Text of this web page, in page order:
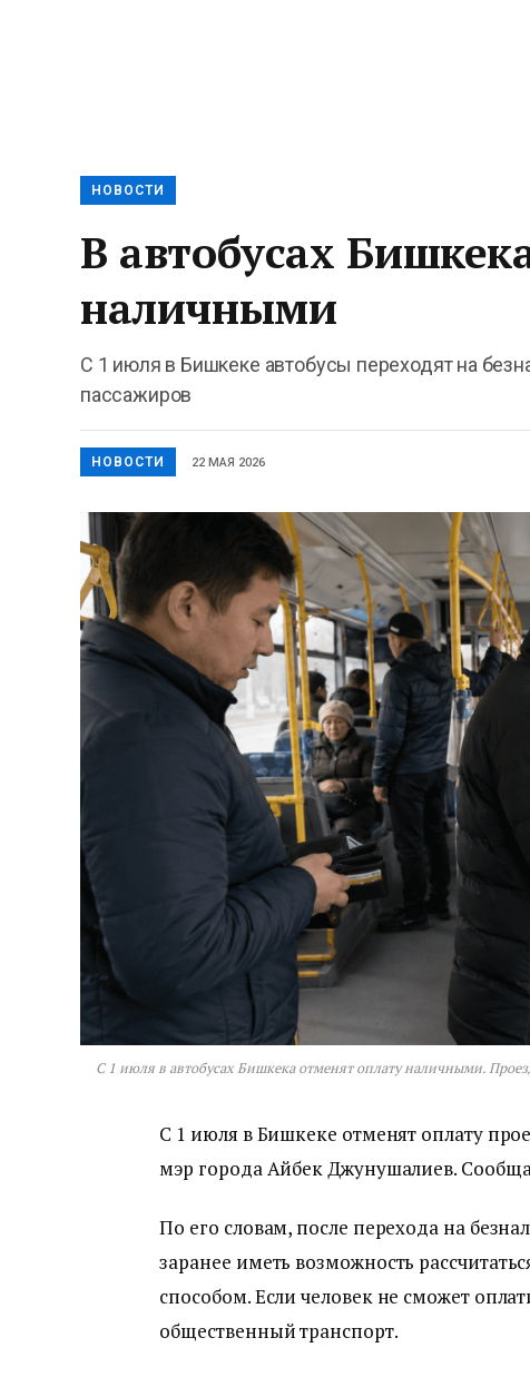
НОВОСТИ
В автобусах
наличными
С 1 июля в Бишкеке автобусы переходят на
пассажиров
НОВОСТИ 22 МАЯ 2026
С 1 июля в автобусах Бишкека отменят оплату наличными.
С 1 июля в Бишкеке отменят оплату
мэр города Айбек Джунушалиев.
По его словам, после перехода на
заранее иметь возможность
способом. Если человек не сможет
общественный транспорт.